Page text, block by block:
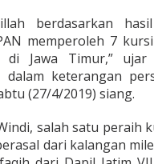
berdasarkan
memperoleh 7
di Jawa Timur,” ujar
dalam keterangan
(27/4/2019) siang.
salah satu peraih
dari kalangan